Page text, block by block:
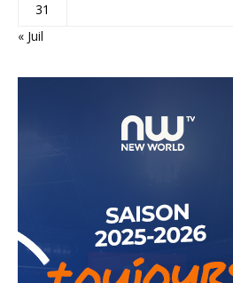
31
« Juil